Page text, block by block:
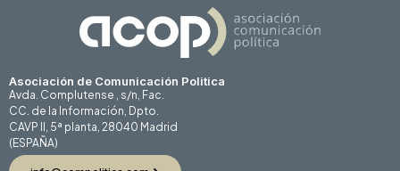
Asociación de Comunicación Politica
Avda. Complutense , s/n, Fac.
CC. de la Información, Dpto.
CAVP II, 5ª planta, 28040 Madrid
(ESPAÑA)